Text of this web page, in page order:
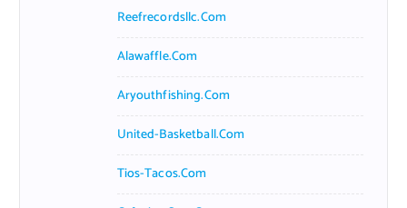
Reefrecordsllc.com
Alawaffle.com
Aryouthfishing.com
United-Basketball.com
Tios-Tacos.com